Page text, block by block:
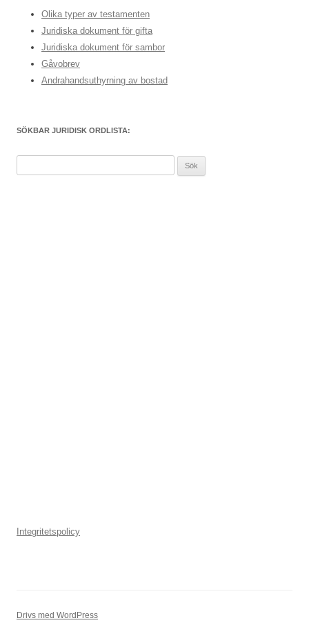
Olika typer av testamenten
Juridiska dokument för gifta
Juridiska dokument för sambor
Gåvobrev
Andrahandsuthyrning av bostad
SÖKBAR JURIDISK ORDLISTA:
Integritetspolicy
Drivs med WordPress